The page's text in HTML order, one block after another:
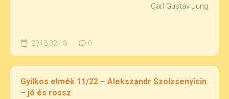
Carl Gustav Jung
2018.02.18. 0
Gyilkos elmék 11/22 – Alekszandr Szolzsenyicin
– jó és rossz